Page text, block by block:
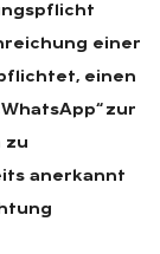
einer
einen
zur
zu
anerkannt